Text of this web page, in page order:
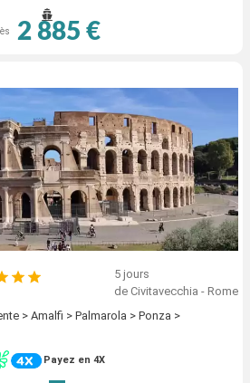
2 885 €
5 jours
de Civitavecchia - Rome
> Amalfi > Palmarola > Ponza >
Payez en 4X